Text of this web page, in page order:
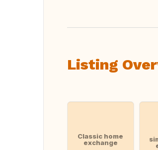
Listing
Classic home
exchange